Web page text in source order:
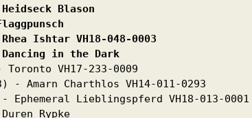
Blason
Ishtar VH18-048-0003
in the Dark
VH17-233-0009
- Amarn Charthlos VH14-011-0293
Ephemeral Lieblingspferd VH18-013-0001
Rypke